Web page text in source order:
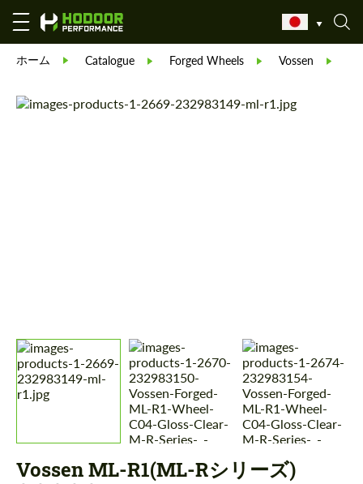
ホーム Catalogue Forged Wheels Vossen
Vossen ML-R1(ML-Rシリーズ)